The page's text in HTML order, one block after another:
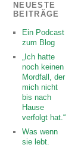
NEUESTE
BEITRÄGE
Ein Podcast
zum Blog
„Ich hatte
noch keinen
Mordfall, der
mich nicht
bis nach
Hause
verfolgt hat.“
Was wenn
sie lebt.